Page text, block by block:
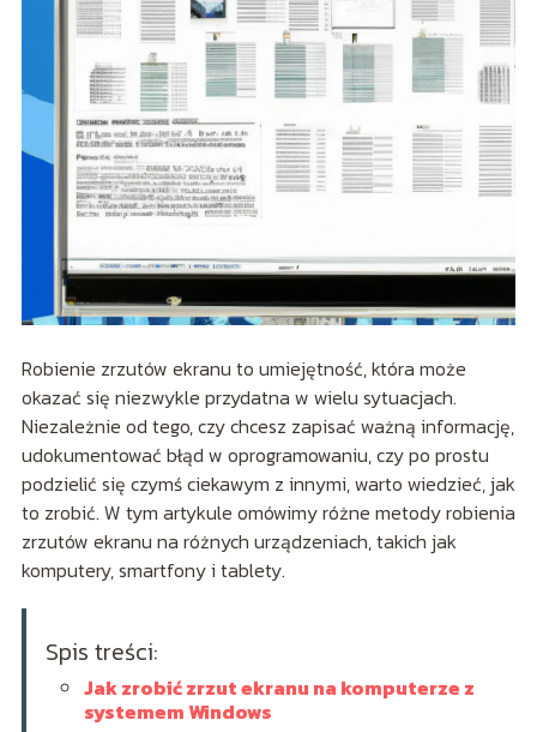
Robienie zrzutów ekranu to umiejętność, która może
okazać się niezwykle przydatna w wielu sytuacjach.
Niezależnie od tego, czy chcesz zapisać ważną informację,
udokumentować błąd w oprogramowaniu, czy po prostu
podzielić się czymś ciekawym z innymi, warto wiedzieć, jak
to zrobić. W tym artykule omówimy różne metody robienia
zrzutów ekranu na różnych urządzeniach, takich jak
komputery, smartfony i tablety.
Spis treści:
Jak zrobić zrzut ekranu na komputerze z
systemem Windows